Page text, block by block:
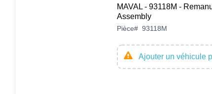
MAVAL - 93118M -
Assembly
Pièce# 93118M
Ajouter un véhicule